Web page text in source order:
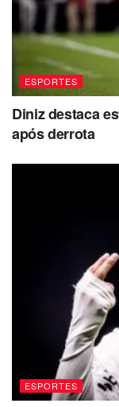
ESPORTES
Diniz destaca
após derrota
ESPORTES